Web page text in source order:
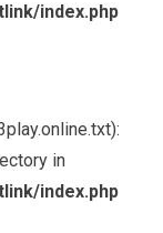
index.php
in
index.php